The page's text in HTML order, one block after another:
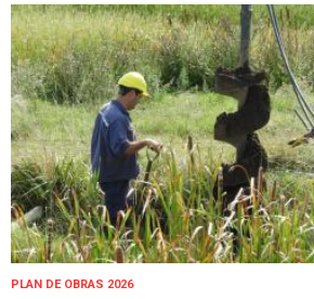
PLAN DE OBRAS 2026